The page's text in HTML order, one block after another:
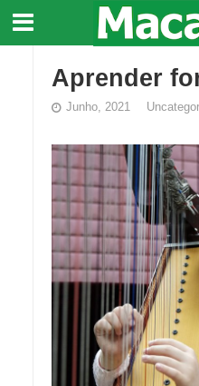
Aprender
Junho, 2021